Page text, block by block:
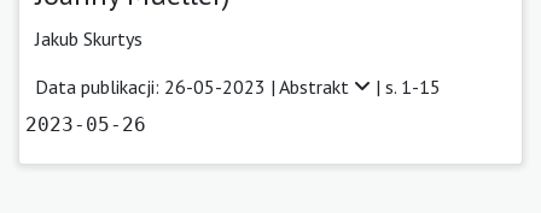
Jakub Skurtys
Data publikacji: 26-05-2023 | Abstrakt | s. 1-15
2023-05-26